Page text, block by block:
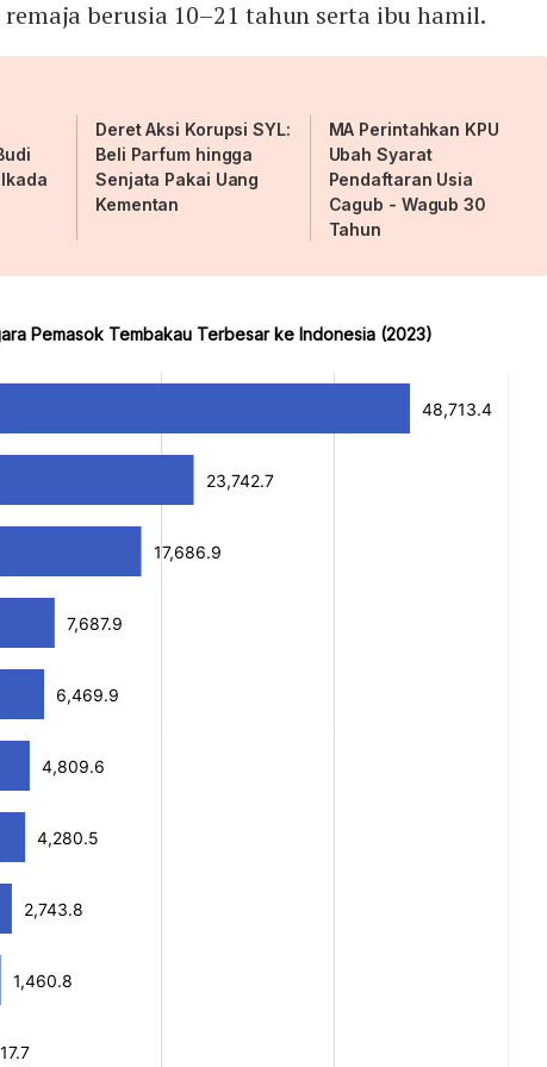
berusia 10–21 tahun serta ibu hamil.
Deret Aksi Korupsi SYL:
Beli Parfum hingga
Senjata Pakai Uang
Kementan
MA Perintahkan KPU
Ubah Syarat
Pendaftaran Usia
Cagub - Wagub 30
Tahun